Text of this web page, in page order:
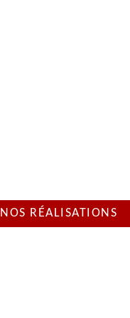
NOS RÉALISATIONS